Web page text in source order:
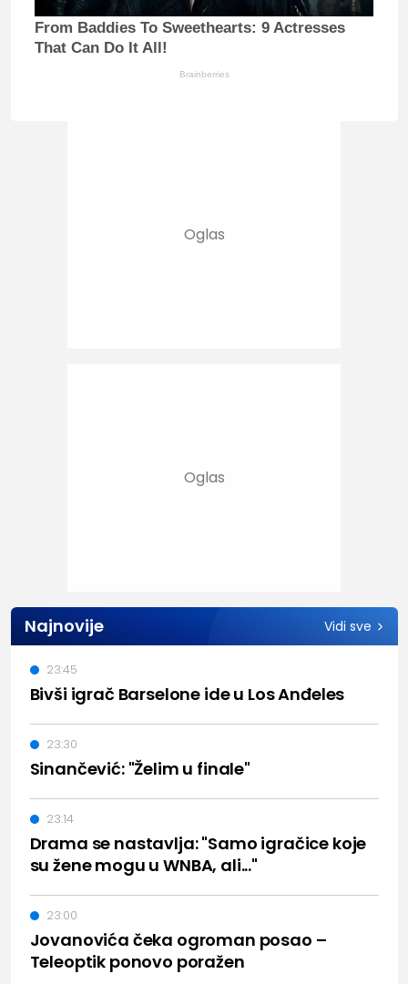
From Baddies To Sweethearts: 9 Actresses
That Can Do It All!
Brainberries
Najnovije Vidi sve
Bivši igrač Barselone ide u Los Anđeles
23:45
Sinančević: "Želim u finale"
23:30
Drama se nastavlja: "Samo igračice koje
su žene mogu u WNBA, ali..."
23:14
Jovanovića čeka ogroman posao –
Teleoptik ponovo poražen
23:00